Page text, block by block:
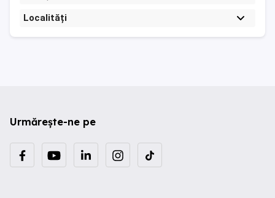
Localități
Urmărește-ne pe